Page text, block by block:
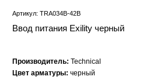
Артикул: TRA034B-42B
Ввод питания Exility черный
Производитель: Technical
Цвет арматуры: черный